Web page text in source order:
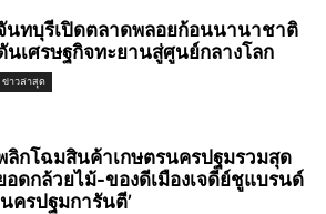
นทบุรีเปิดตลาดพลอยก้อนนานาชาติ
นเศรษฐกิจทะยานสู่ศูนย์กลางโลก
ข่าวล่าสุด
ลิกโฉมสินค้าเกษตรนครปฐมรวมสุด
อดกล้วยไม้-ของดีเมืองเจดีย์ชูแบรนด์
นครปฐมการันตี’